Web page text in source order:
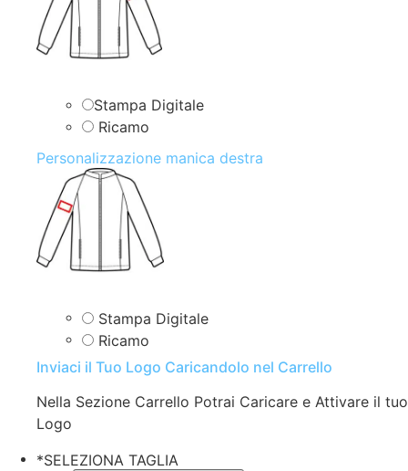
Stampa Digitale
Ricamo
Personalizzazione manica destra
Stampa Digitale
Ricamo
Inviaci il Tuo Logo Caricandolo nel Carrello
Nella Sezione Carrello Potrai Caricare e Attivare il tuo
Logo
*SELEZIONA TAGLIA